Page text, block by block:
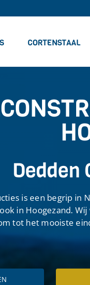
CORTENSTAAL
Dedden
is een begrip in
in Hoogezand.
tot het mooiste